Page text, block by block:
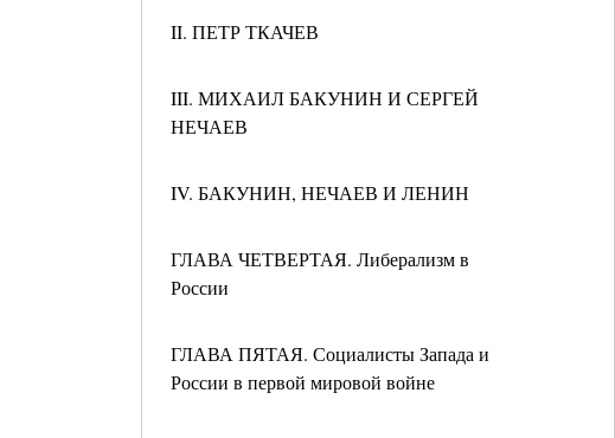
II. ПЕТР ТКАЧЕВ
III. МИХАИЛ БАКУНИН И СЕРГЕЙ
НЕЧАЕВ
IV. БАКУНИН, НЕЧАЕВ И ЛЕНИН
ГЛАВА ЧЕТВЕРТАЯ. Либерализм в
России
ГЛАВА ПЯТАЯ. Социалисты Запада и
России в первой мировой войне